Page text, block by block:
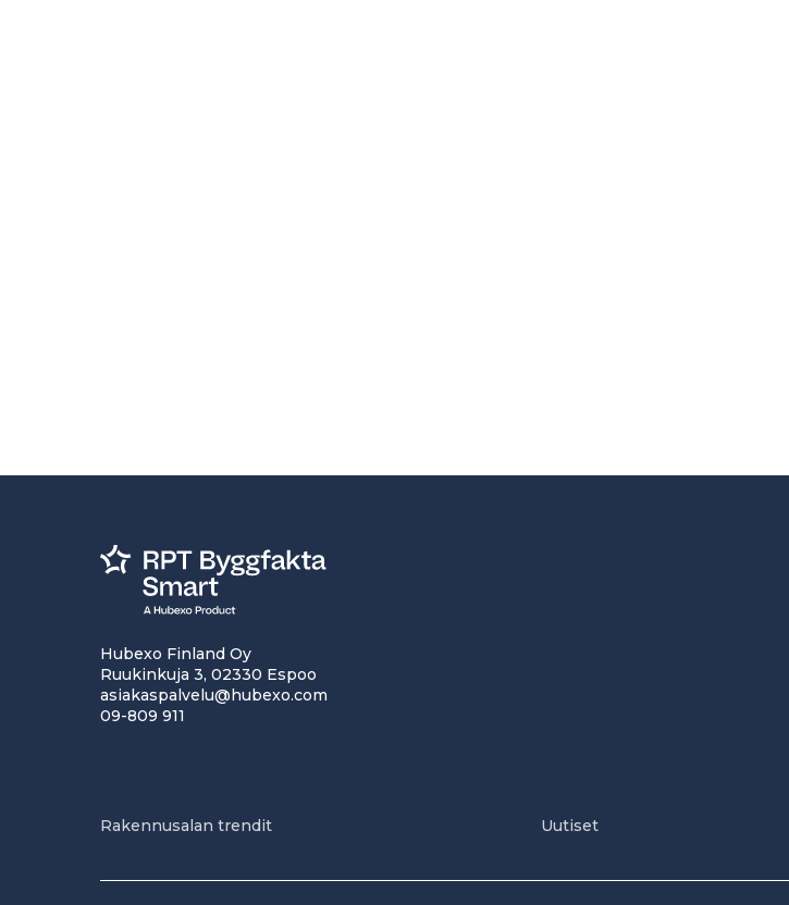
Hubexo Finland Oy
Ruukinkuja 3, 02330 Espoo
asiakaspalvelu@hubexo.com
09-809 911
Rakennusalan trendit Uutiset